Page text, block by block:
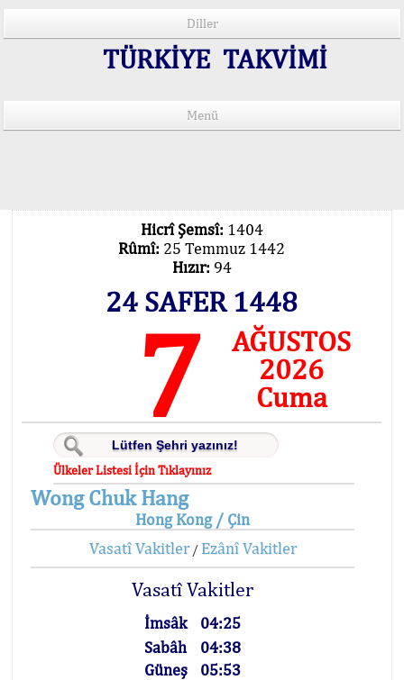
Diller
TÜRKİYE TAKVİMİ
Menü
Hicrî Şemsî: 1404
Rûmî: 25 Temmuz 1442
Hızır: 94
24 SAFER 1448
7
AĞUSTOS
2026
Cuma
Ülkeler Listesi İçin Tıklayınız
Wong Chuk Hang
Hong Kong / Çin
Vasatî Vakitler/ Ezânî Vakitler
Vasatî Vakitler
İmsâk
04:25
Sabâh
04:38
Güneş
05:53